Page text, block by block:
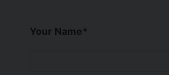
Your Name*